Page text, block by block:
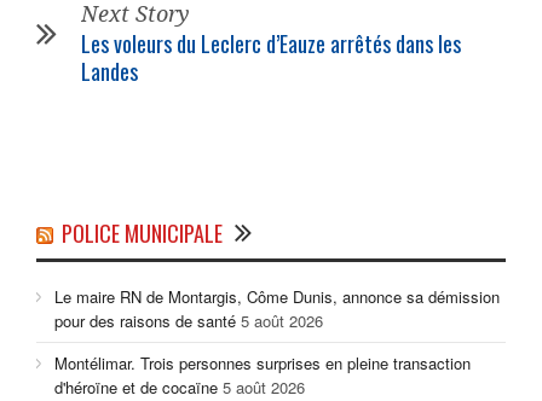
Next Story
Les voleurs du Leclerc d’Eauze arrêtés dans les
Landes
POLICE MUNICIPALE
Le maire RN de Montargis, Côme Dunis, annonce sa démission
pour des raisons de santé 5 août 2026
Montélimar. Trois personnes surprises en pleine transaction
d'héroïne et de cocaïne 5 août 2026